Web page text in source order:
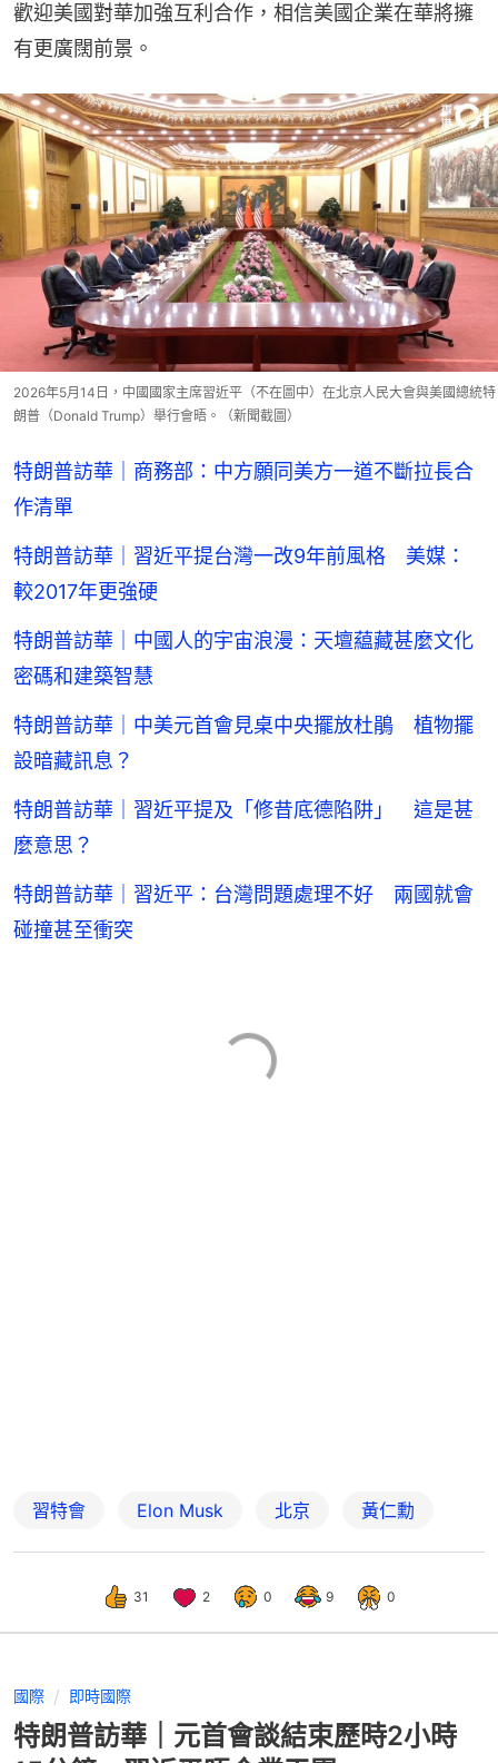
歡迎美國對華加強互利合作，相信美國企業在華將擁
有更廣闊前景。
2026年5月14日，中國國家主席習近平（不在圖中）在北京人民大會與美國總統特
朗普（Donald Trump）舉行會晤。（新聞截圖）
特朗普訪華｜商務部：中方願同美方一道不斷拉長合
作清單
特朗普訪華｜習近平提台灣一改9年前風格 美媒：
較2017年更強硬
特朗普訪華｜中國人的宇宙浪漫：天壇藴藏甚麼文化
密碼和建築智慧
特朗普訪華｜中美元首會見桌中央擺放杜鵑 植物擺
設暗藏訊息？
特朗普訪華｜習近平提及「修昔底德陷阱」 這是甚
麼意思？
特朗普訪華｜習近平：台灣問題處理不好 兩國就會
碰撞甚至衝突
習特會 Elon Musk 北京 黃仁勳
31 2 0 9 0
國際 即時國際
特朗普訪華｜元首會談結束歷時2小時